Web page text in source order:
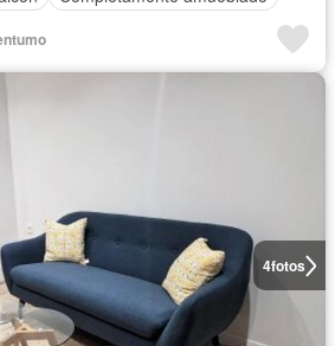
4fotos